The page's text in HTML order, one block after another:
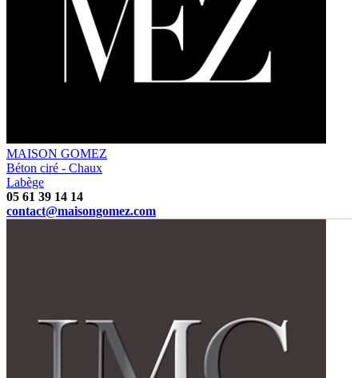
MAISON GOMEZ
Béton ciré - Chaux
Labège
05 61 39 14 14
contact@maisongomez.com